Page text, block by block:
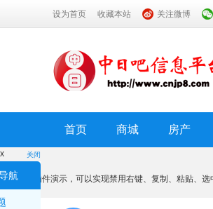
设为首页 收藏本站 关注微博
首页 商城 房产
关闭
航
x
本功能为插件演示，可以实现禁用右键、复制、粘贴、
我知道了